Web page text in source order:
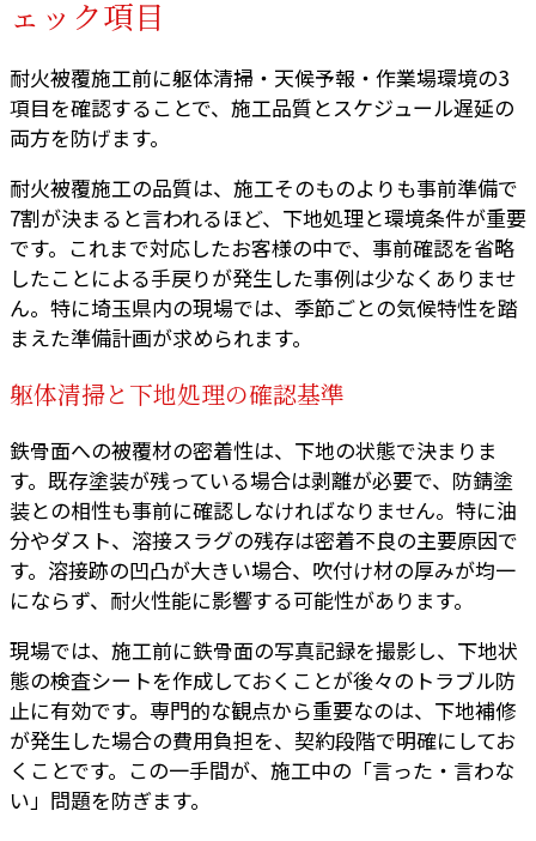
ェック項目
耐火被覆施工前に躯体清掃・天候予報・作業場環境の3
項目を確認することで、施工品質とスケジュール遅延の
両方を防げます。
耐火被覆施工の品質は、施工そのものよりも事前準備で
7割が決まると言われるほど、下地処理と環境条件が重要
です。これまで対応したお客様の中で、事前確認を省略
したことによる手戻りが発生した事例は少なくありませ
ん。特に埼玉県内の現場では、季節ごとの気候特性を踏
まえた準備計画が求められます。
躯体清掃と下地処理の確認基準
鉄骨面への被覆材の密着性は、下地の状態で決まりま
す。既存塗装が残っている場合は剥離が必要で、防錆塗
装との相性も事前に確認しなければなりません。特に油
分やダスト、溶接スラグの残存は密着不良の主要原因で
す。溶接跡の凹凸が大きい場合、吹付け材の厚みが均一
にならず、耐火性能に影響する可能性があります。
現場では、施工前に鉄骨面の写真記録を撮影し、下地状
態の検査シートを作成しておくことが後々のトラブル防
止に有効です。専門的な観点から重要なのは、下地補修
が発生した場合の費用負担を、契約段階で明確にしてお
くことです。この一手間が、施工中の「言った・言わな
い」問題を防ぎます。